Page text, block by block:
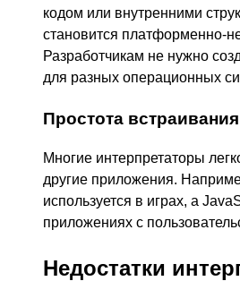
кодом или внутренними
становится платформенно-
Разработчикам не нужно
для разных операционных
Простота встраивания
Многие интерпретаторы
другие приложения.
используется в играх, а
приложениях с
Недостатки